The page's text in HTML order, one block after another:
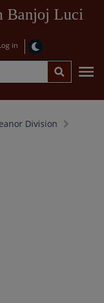
Banjoj Luci
in
Division